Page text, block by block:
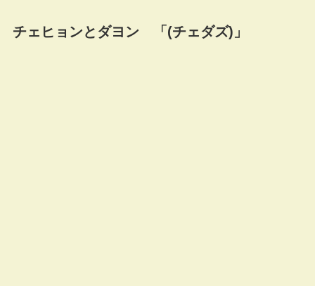
チェヒョンとダヨン 「(チェダズ)」